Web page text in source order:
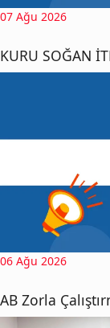
07 Ağu 2026
KURU SOĞAN
06 Ağu 2026
AB Zorla